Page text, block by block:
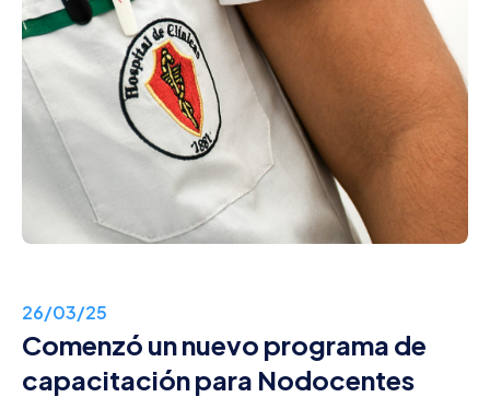
26/03/25
Comenzó un nuevo programa de
capacitación para Nodocentes